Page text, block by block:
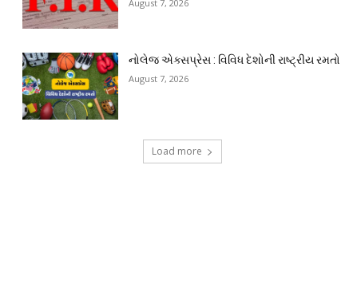
August 7, 2026
નોલેજ એક્સપ્રેસ : વિવિધ દેશોની રાષ્ટ્રીય રમતો
August 7, 2026
Load more